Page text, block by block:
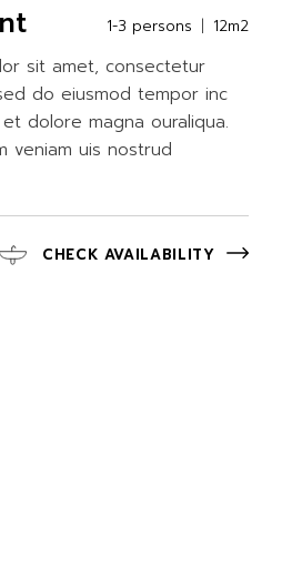
1-3 persons 12m2
sit amet, consectetur
do eiusmod tempor inc
dolore magna ouraliqua.
veniam uis nostrud
CHECK AVAILABILITY